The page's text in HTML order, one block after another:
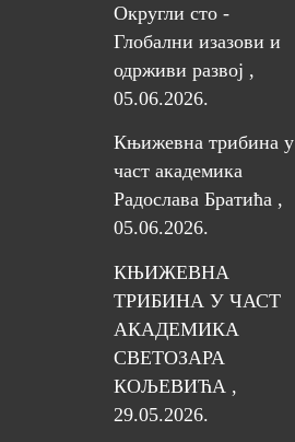
Округли сто -
Глобални изазови и
одрживи развој ,
05.06.2026.
Књижевна трибина у
част академика
Радослава Братића ,
05.06.2026.
КЊИЖЕВНА
ТРИБИНА У ЧАСТ
АКАДЕМИКА
СВЕТОЗАРА
КОЉЕВИЋА ,
29.05.2026.